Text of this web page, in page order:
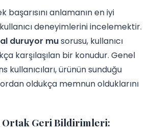
başarısını anlamanın en iyi
deneyimlerini incelemektir.
duruyor musorusu, kullanıcı
karşılaşılan bir konudur. Genel
kullanıcıları, ürünün sunduğu
oldukça memnun olduklarını
Ortak Geri Bildirimleri: